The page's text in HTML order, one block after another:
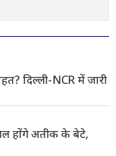
दिल्ली-NCR में जारी
होंगे अतीक के बेटे,